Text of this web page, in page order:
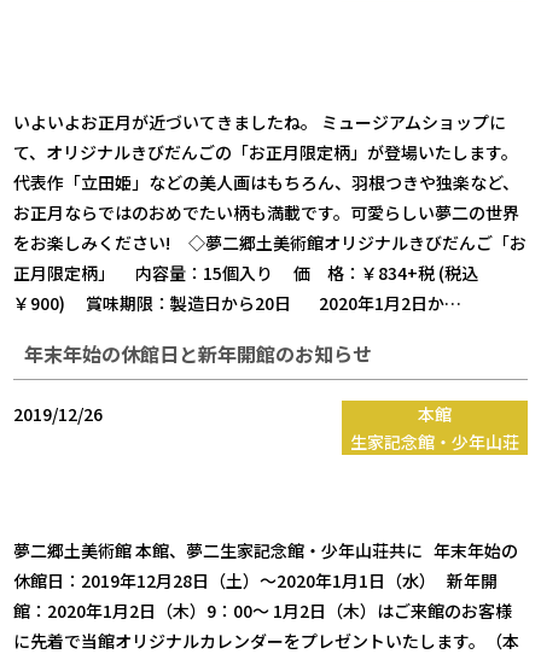
いよいよお正月が近づいてきましたね。 ミュージアムショップに
て、オリジナルきびだんごの「お正月限定柄」が登場いたします。
代表作「立田姫」などの美人画はもちろん、羽根つきや独楽など、
お正月ならではのおめでたい柄も満載です。可愛らしい夢二の世界
をお楽しみください! ◇夢二郷土美術館オリジナルきびだんご「お
正月限定柄」 内容量：15個入り 価 格：￥834+税 (税込
￥900) 賞味期限：製造日から20日 2020年1月2日か…
年末年始の休館日と新年開館のお知らせ
2019/12/26
本館
生家記念館・少年山荘
夢二郷土美術館 本館、夢二生家記念館・少年山荘共に 年末年始の
休館日：2019年12月28日（土）～2020年1月1日（水） 新年開
館：2020年1月2日（木）9：00～ 1月2日（木）はご来館のお客様
に先着で当館オリジナルカレンダーをプレゼントいたします。（本